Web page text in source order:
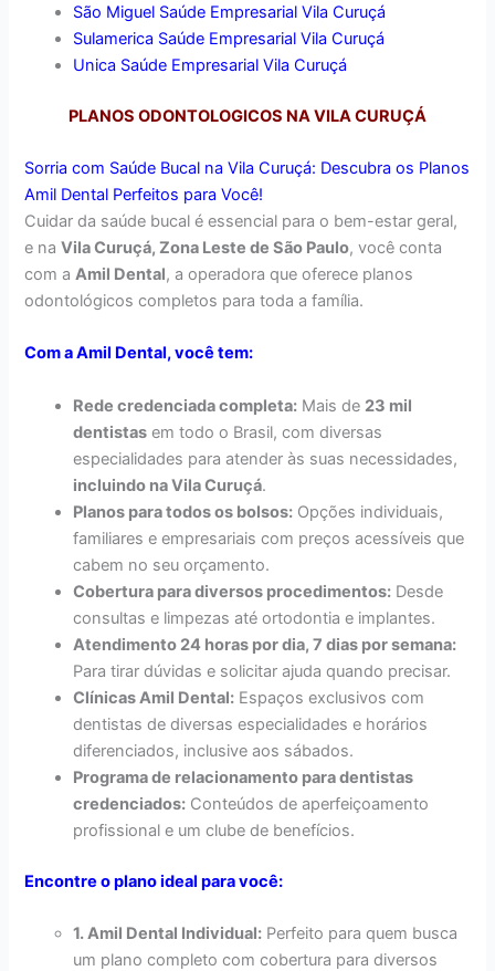
São Miguel Saúde Empresarial Vila Curuçá
Sulamerica Saúde Empresarial Vila Curuçá
Unica Saúde Empresarial Vila Curuçá
PLANOS ODONTOLOGICOS NA VILA CURUÇÁ
Sorria com Saúde Bucal na Vila Curuçá: Descubra os Planos
Amil Dental Perfeitos para Você!
Cuidar da saúde bucal é essencial para o bem-estar geral,
e naVila Curuçá, Zona Leste de São Paulo, você conta
com aAmil Dental, a operadora que oferece planos
odontológicos completos para toda a família.
Com a Amil Dental, você tem:
Rede credenciada completa: Mais de 23 mil
dentistas em todo o Brasil, com diversas
especialidades para atender às suas necessidades,
incluindo na Vila Curuçá.
Planos para todos os bolsos: Opções individuais,
familiares e empresariais com preços acessíveis que
cabem no seu orçamento.
Cobertura para diversos procedimentos: Desde
consultas e limpezas até ortodontia e implantes.
Atendimento 24 horas por dia, 7 dias por semana:
Para tirar dúvidas e solicitar ajuda quando precisar.
Clínicas Amil Dental: Espaços exclusivos com
dentistas de diversas especialidades e horários
diferenciados, inclusive aos sábados.
Programa de relacionamento para dentistas
credenciados: Conteúdos de aperfeiçoamento
profissional e um clube de benefícios.
Encontre o plano ideal para você:
1. Amil Dental Individual: Perfeito para quem busca
um plano completo com cobertura para diversos